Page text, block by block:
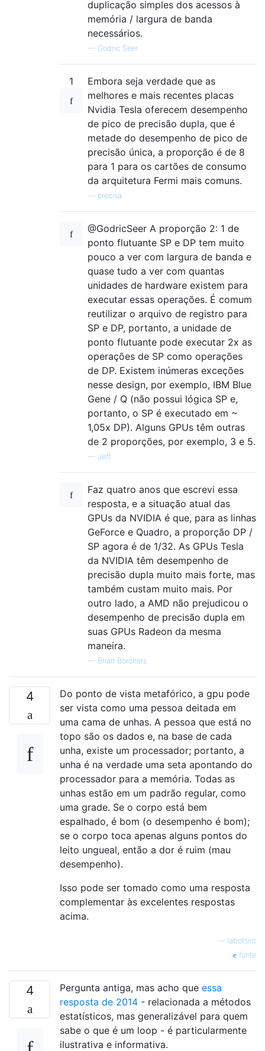
duplicação simples dos acessos à
memória / largura de banda
necessários.
— Godric Seer
1
Embora seja verdade que as
melhores e mais recentes placas
Nvidia Tesla oferecem desempenho
de pico de precisão dupla, que é
metade do desempenho de pico de
precisão única, a proporção é de 8
para 1 para os cartões de consumo
da arquitetura Fermi mais comuns.
precisa
@GodricSeer A proporção 2: 1 de
ponto flutuante SP e DP tem muito
pouco a ver com largura de banda e
quase tudo a ver com quantas
unidades de hardware existem para
executar essas operações. É comum
reutilizar o arquivo de registro para
SP e DP, portanto, a unidade de
ponto flutuante pode executar 2x as
operações de SP como operações
de DP. Existem inúmeras exceções
nesse design, por exemplo, IBM Blue
Gene / Q (não possui lógica SP e,
portanto, o SP é executado em ~
1,05x DP). Alguns GPUs têm outras
de 2 proporções, por exemplo, 3 e 5.
— Jeff
Faz quatro anos que escrevi essa
resposta, e a situação atual das
GPUs da NVIDIA é que, para as linhas
GeForce e Quadro, a proporção DP /
SP agora é de 1/32. As GPUs Tesla
da NVIDIA têm desempenho de
precisão dupla muito mais forte, mas
também custam muito mais. Por
outro lado, a AMD não prejudicou o
desempenho de precisão dupla em
suas GPUs Radeon da mesma
maneira.
— Brian Borchers
4
Do ponto de vista metafórico, a gpu pode
ser vista como uma pessoa deitada em
uma cama de unhas. A pessoa que está no
topo são os dados e, na base de cada
unha, existe um processador; portanto, a
unha é na verdade uma seta apontando do
processador para a memória. Todas as
unhas estão em um padrão regular, como
uma grade. Se o corpo está bem
espalhado, é bom (o desempenho é bom);
se o corpo toca apenas alguns pontos do
leito ungueal, então a dor é ruim (mau
desempenho).
Isso pode ser tomado como uma resposta
complementar às excelentes respostas
acima.
labotsirc
fonte
4 Pergunta antiga, mas acho que essa
resposta de 2014 - relacionada a métodos
estatísticos, mas generalizável para quem
sabe o que é um loop - é particularmente
ilustrativa e informativa.